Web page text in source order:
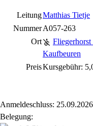
LeitungMatthias Tietje
NummerA057-263
Ort
Kaufbeuren
PreisKursgebühr:
Anmeldeschluss: 25.09.2026
Belegung: